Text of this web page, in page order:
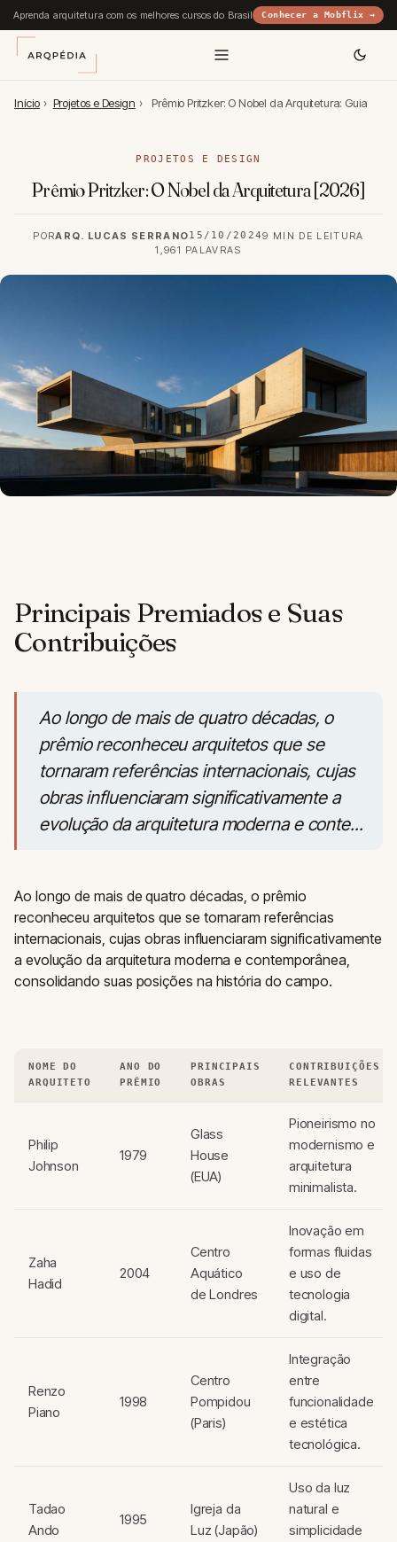
Aprenda arquitetura com os melhores cursos do Brasil Conhecer a Mobflix →
Início › Projetos e Design › Prêmio Pritzker: O Nobel da Arquitetura: Guia
PROJETOS E DESIGN
Prêmio Pritzker: O Nobel da Arquitetura [2026]
PORARQ. LUCAS SERRANO15/10/20249 MIN DE LEITURA
1,961 PALAVRAS
Principais Premiados e Suas
Contribuições
Ao longo de mais de quatro décadas, o
prêmio reconheceu arquitetos que se
tornaram referências internacionais, cujas
obras influenciaram significativamente a
evolução da arquitetura moderna e conte...
Ao longo de mais de quatro décadas, o prêmio
reconheceu arquitetos que se tornaram referências
internacionais, cujas obras influenciaram significativamente
a evolução da arquitetura moderna e contemporânea,
consolidando suas posições na história do campo.
NOME DO
ARQUITETO
ANO DO
PRÊMIO
PRINCIPAIS
OBRAS
CONTRIBUIÇÕES
RELEVANTES
Philip
Johnson
1979
Glass
House
(EUA)
Pioneirismo no
modernismo e
arquitetura
minimalista.
Zaha
Hadid
2004
Centro
Aquático
de Londres
Inovação em
formas fluidas
e uso de
tecnologia
digital.
Renzo
Piano
1998
Centro
Pompidou
(Paris)
Integração
entre
funcionalidade
e estética
tecnológica.
Tadao
Ando
1995
Igreja da
Luz (Japão)
Uso da luz
natural e
simplicidade